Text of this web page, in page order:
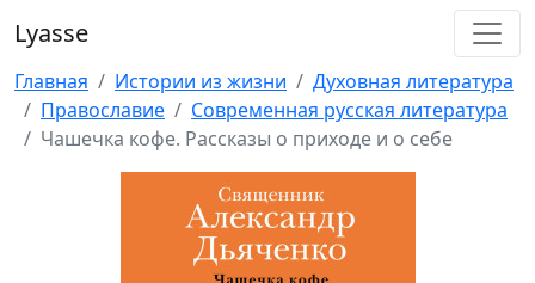
Lyasse
Главная Истории из жизни
Духовная литература
Православие
Современная русская литература
Чашечка кофе. Рассказы о приходе и о себе